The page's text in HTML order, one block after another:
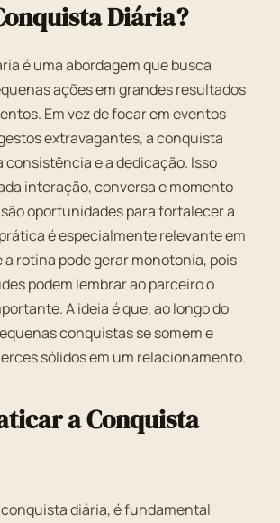
Diária?
é uma abordagem que busca
ações em grandes resultados
Em vez de focar em eventos
extravagantes, a conquista
consistência e a dedicação. Isso
interação, conversa e momento
oportunidades para fortalecer a
é especialmente relevante em
a rotina pode gerar monotonia, pois
podem lembrar ao parceiro o
A ideia é que, ao longo do
conquistas se somem e
sólidos em um relacionamento.
a Conquista
diária, é fundamental